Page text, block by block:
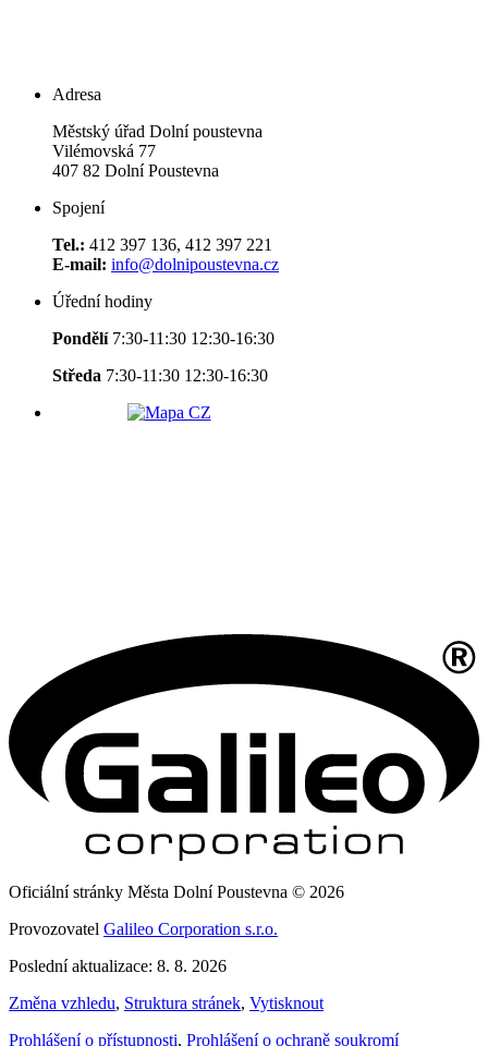
Adresa
Městský úřad Dolní poustevna
Vilémovská 77
407 82 Dolní Poustevna
Spojení
Tel.: 412 397 136, 412 397 221
E-mail: info@dolnipoustevna.cz
Úřední hodiny
Pondělí 7:30-11:30 12:30-16:30
Středa 7:30-11:30 12:30-16:30
Oficiální stránky Města Dolní Poustevna © 2026
Provozovatel Galileo Corporation s.r.o.
Poslední aktualizace: 8. 8. 2026
Změna vzhledu, Struktura stránek, Vytisknout
Prohlášení o přístupnosti, Prohlášení o ochraně soukromí